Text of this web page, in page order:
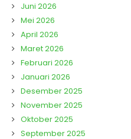
Juni 2026
Mei 2026
April 2026
Maret 2026
Februari 2026
Januari 2026
Desember 2025
November 2025
Oktober 2025
September 2025